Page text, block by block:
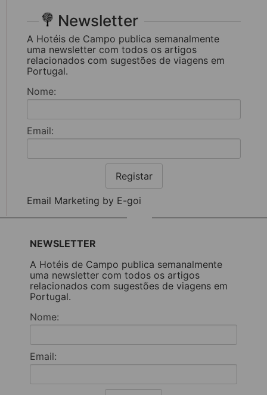
Newsletter
A Hotéis de Campo publica semanalmente
uma newsletter com todos os artigos
relacionados com sugestões de viagens em
Portugal.
Nome:
Email:
Registar
Email Marketing by E-goi
NEWSLETTER
A Hotéis de Campo publica semanalmente
uma newsletter com todos os artigos
relacionados com sugestões de viagens em
Portugal.
Nome:
Email: